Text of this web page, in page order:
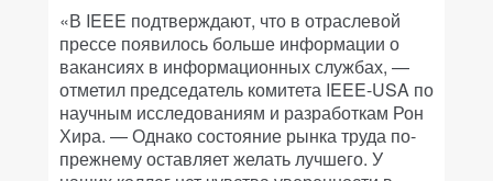
«В IEEE подтверждают, что в отраслевой
прессе появилось больше информации о
вакансиях в информационных службах, —
отметил председатель комитета IEEE-USA по
научным исследованиям и разработкам Рон
Хира. — Однако состояние рынка труда по-
прежнему оставляет желать лучшего. У